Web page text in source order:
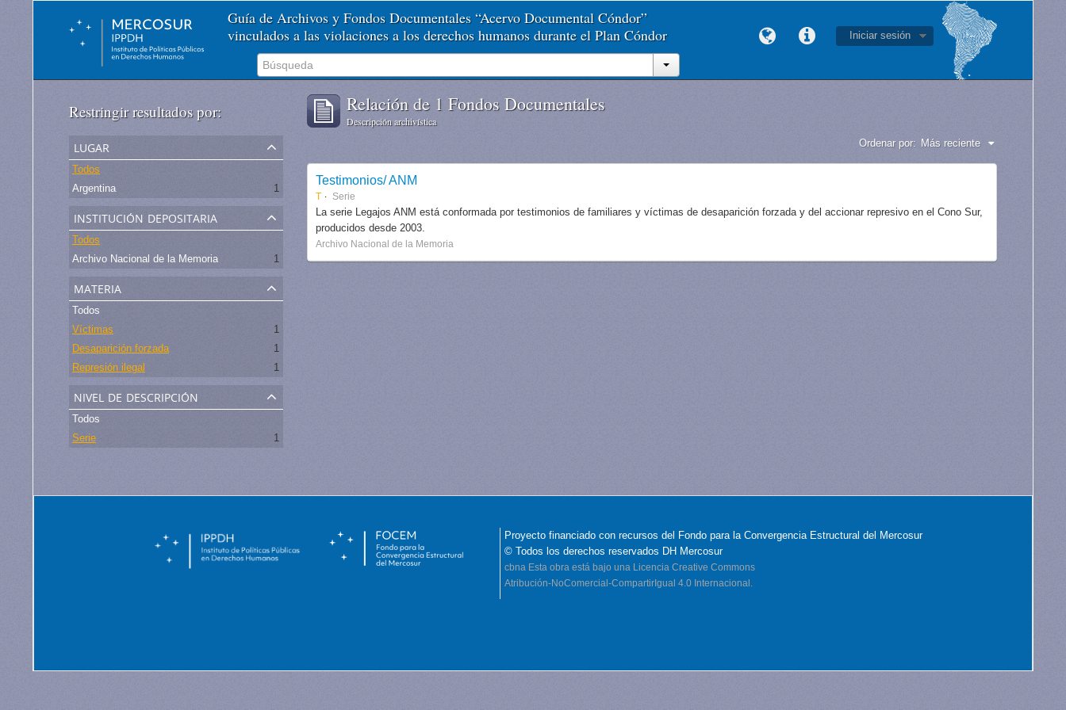
Guía de Archivos y Fondos Documentales “Acervo Documental Cóndor”
vinculados a las violaciones a los derechos humanos durante el Plan Cóndor
Iniciar sesión
Restringir resultados por:
lugar
Todos
Argentina
1
institución depositaria
Todos
Archivo Nacional de la Memoria
1
materia
Todos
Víctimas
1
Desaparición forzada
1
Represión ilegal
1
nivel de descripción
Todos
Serie
1
Relación de 1 Fondos Documentales
Descripción archivística
Ordenar por: Más reciente
Testimonios/ ANM
T Serie
La serie Legajos ANM está conformada por testimonios de familiares y víctimas de desaparición forzada y del accionar represivo en el Cono Sur,
producidos desde 2003.
Archivo Nacional de la Memoria
Proyecto financiado con recursos del Fondo para la Convergencia Estructural del Mercosur
© Todos los derechos reservados DH Mercosur
cbna Esta obra está bajo una Licencia Creative Commons
Atribución-NoComercial-CompartirIgual 4.0 Internacional.